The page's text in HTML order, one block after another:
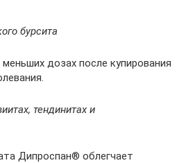
бурсита
дозах после купирования
тендинитах и
Дипроспан® облегчает